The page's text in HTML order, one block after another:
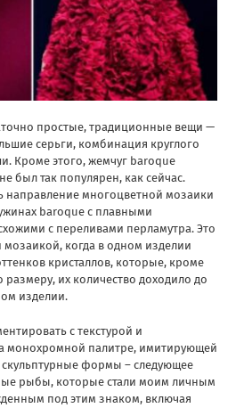
простые, традиционные вещи —
серьги, комбинация круглого
Кроме этого, жемчуг baroque
был так популярен, как сейчас.
направление многоцветной мозаики
baroque с плавными
с переливами перламутра. Это
когда в одном изделии
кристаллов, которые, кроме
размеру, их количество доходило до
изделии.
с текстурой и
монохромной палитре, имитирующей
формы – следующее
рыбы, которые стали моим личным
под этим знаком, включая